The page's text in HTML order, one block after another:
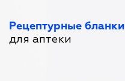
Рецептурные бланки
для аптеки